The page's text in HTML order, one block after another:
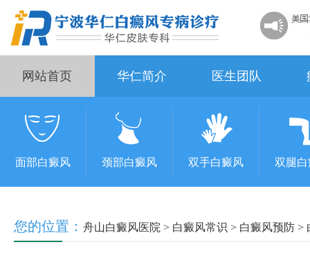
网站首页 华仁简介 医生团队
面部白癜风 颈部白癜风 双手白癜风 双腿
您的位置： 舟山白癜风医院 > 白癜风常识 > 白癜风预防 >